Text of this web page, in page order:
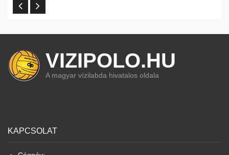
VIZIPOLO.HU
A magyar vízilabda hivatalos oldala
KAPCSOLAT